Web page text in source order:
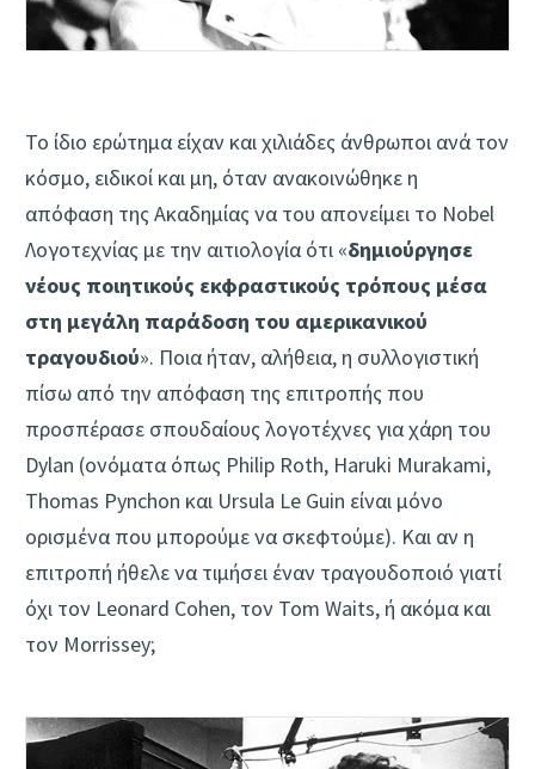
Το ίδιο ερώτημα είχαν και χιλιάδες άνθρωποι ανά τον
κόσμο, ειδικοί και μη, όταν ανακοινώθηκε η
απόφαση της Ακαδημίας να του απονείμει το Nobel
Λογοτεχνίας με την αιτιολογία ότι «δημιούργησε
νέους ποιητικούς εκφραστικούς τρόπους μέσα
στη μεγάλη παράδοση του αμερικανικού
τραγουδιού». Ποια ήταν, αλήθεια, η συλλογιστική
πίσω από την απόφαση της επιτροπής που
προσπέρασε σπουδαίους λογοτέχνες για χάρη του
Dylan (ονόματα όπως Philip Roth, Haruki Murakami,
Thomas Pynchon και Ursula Le Guin είναι μόνο
ορισμένα που μπορούμε να σκεφτούμε). Και αν η
επιτροπή ήθελε να τιμήσει έναν τραγουδοποιό γιατί
όχι τον Leonard Cohen, τον Tom Waits, ή ακόμα και
τον Morrissey;